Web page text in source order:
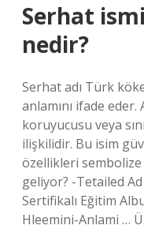
Serhat
nedir?
Serhat adı Türk
anlamını ifade eder.
koruyucusu veya
ilişkilidir. Bu isim
özellikleri sembolize
geliyor? -Tetailed
Sertifikalı Eğitim
Hleemini-Anlami …